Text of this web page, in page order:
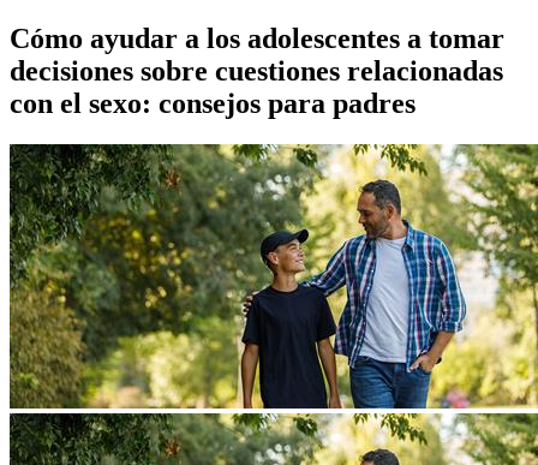
Cómo ayudar a los adolescentes a tomar
decisiones sobre cuestiones relacionadas
con el sexo: consejos para padres